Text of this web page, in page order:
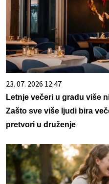
23. 07. 2026 12:47
Letnje večeri u gradu više
Zašto sve više ljudi bira
pretvori u druženje